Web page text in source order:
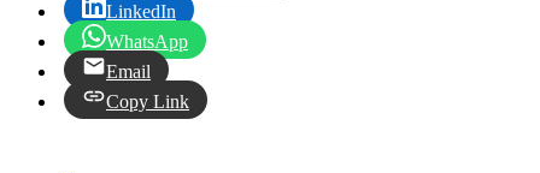
LinkedIn
WhatsApp
Email
Copy Link